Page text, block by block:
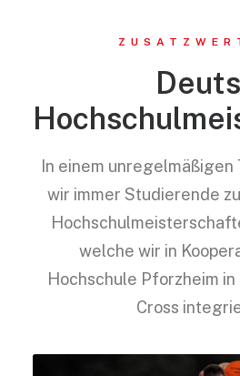
In einem
wir immer Studierende
welche wir in
Hochschule Pforzheim
Cross